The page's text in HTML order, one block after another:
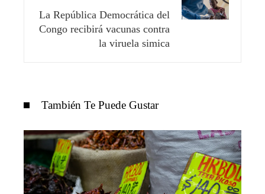
La República Democrática del
Congo recibirá vacunas contra
la viruela simica
También Te Puede Gustar